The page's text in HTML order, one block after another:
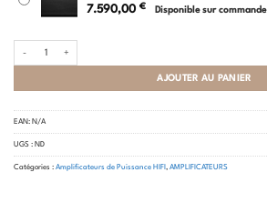
7.590,00 € Disponible sur commande
AJOUTER AU PANIER
EAN: N/A
UGS : ND
Catégories : Amplificateurs de Puissance HIFI , AMPLIFICATEURS